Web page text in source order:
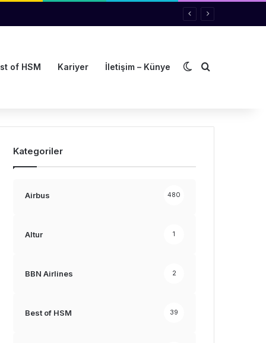
of HSM Kariyer İletişim – Künye Dış görünümü
Arama yap
Kategoriler
Airbus 480
Altur 1
BBN Airlines 2
Best of HSM 39